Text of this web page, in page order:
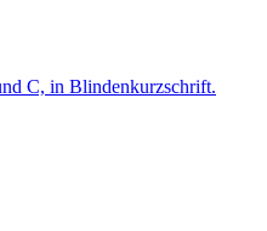
C, in Blindenkurzschrift.